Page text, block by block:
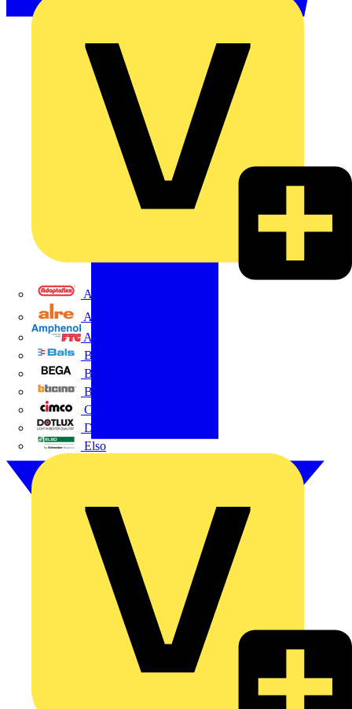
Adaptaflex
Alre
Amphenol FTG
BALS
Bega
Bticino
Cimco
DOTLUX GmbH
Elso